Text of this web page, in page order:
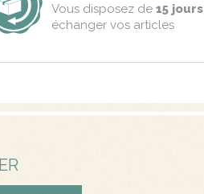
Vous disposez de15 jours
échanger vos articles